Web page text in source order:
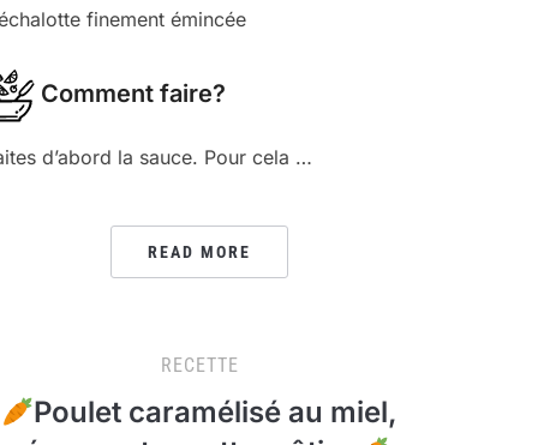
finement émincée
Comment faire?
d’abord la sauce. Pour cela …
READ MORE
RECETTE
Poulet caramélisé au miel,